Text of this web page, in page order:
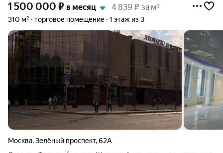
1 500 000 ₽ в месяц 4 839 ₽ за м²
310 м² торговое помещение 1 этаж из 3
Москва,Зелёный проспект,62А